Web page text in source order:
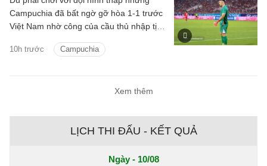
10h trước Campuchia
Campuchia đã bất ngờ gỡ hòa 1-1 trước
Việt Nam nhờ công của cầu thủ nhập tịch
Xem thêm
LỊCH THI ĐẤU - KẾT QUẢ
Ngày - 10/08